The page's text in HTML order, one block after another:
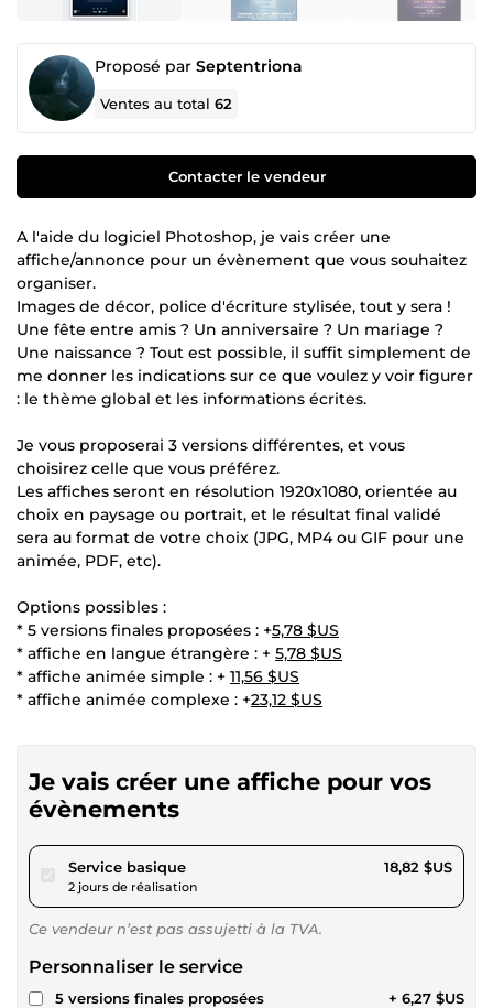
Proposé par Septentriona
Ventes au total62
Contacter le vendeur
A l'aide du logiciel Photoshop, je vais créer une
affiche/annonce pour un évènement que vous souhaitez
organiser.
Images de décor, police d'écriture stylisée, tout y sera !
Une fête entre amis ? Un anniversaire ? Un mariage ?
Une naissance ? Tout est possible, il suffit simplement de
me donner les indications sur ce que voulez y voir figurer
: le thème global et les informations écrites.
Je vous proposerai 3 versions différentes, et vous
choisirez celle que vous préférez.
Les affiches seront en résolution 1920x1080, orientée au
choix en paysage ou portrait, et le résultat final validé
sera au format de votre choix (JPG, MP4 ou GIF pour une
animée, PDF, etc).
Options possibles :
* 5 versions finales proposées : +5,78 $US
* affiche en langue étrangère : + 5,78 $US
* affiche animée simple : + 11,56 $US
* affiche animée complexe : +23,12 $US
Je vais créer une affiche pour vos
évènements
Service basiquepour 17,34 $US
2 jours de réalisation
18,82 $US
Ce vendeur n’est pas assujetti à la TVA.
Personnaliser le service
5 versions finales proposées + 6,27 $US